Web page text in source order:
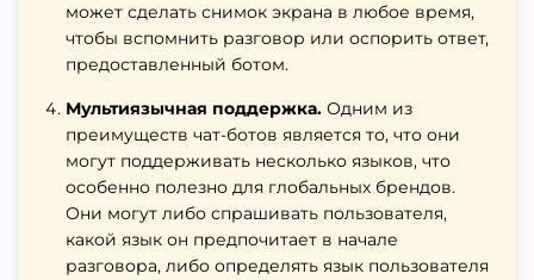
может сделать снимок экрана в любое время,
чтобы вспомнить разговор или оспорить ответ,
предоставленный ботом.
Мультиязычная поддержка. Одним из
преимуществ чат-ботов является то, что они
могут поддерживать несколько языков, что
особенно полезно для глобальных брендов.
Они могут либо спрашивать пользователя,
какой язык он предпочитает в начале
разговора, либо определять язык пользователя